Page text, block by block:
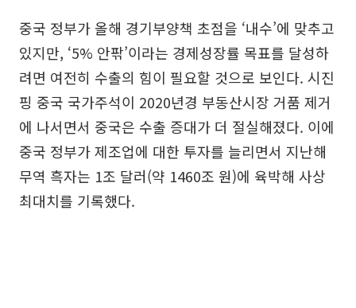
중국 정부가 올해 경기부양책 초점을 ‘내수’에 맞추고
있지만, ‘5% 안팎’이라는 경제성장률 목표를 달성하
려면 여전히 수출의 힘이 필요할 것으로 보인다. 시진
핑 중국 국가주석이 2020년경 부동산시장 거품 제거
에 나서면서 중국은 수출 증대가 더 절실해졌다. 이에
중국 정부가 제조업에 대한 투자를 늘리면서 지난해
무역 흑자는 1조 달러(약 1460조 원)에 육박해 사상
최대치를 기록했다.